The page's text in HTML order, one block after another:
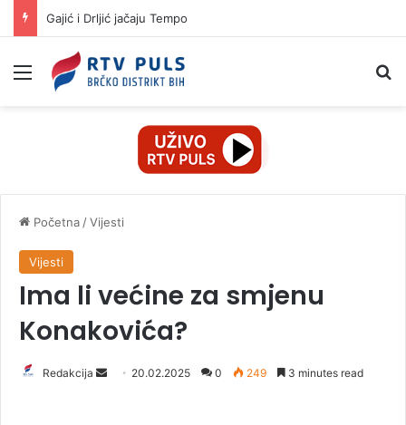
Izbornik
Početna /Vijesti
Vijesti
Ima li većine za smjenu
Konakovića?
Redakcija 20.02.2025 0 249 3 minutes read